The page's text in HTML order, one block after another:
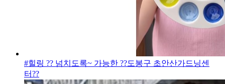
#힐링 ?? 넘치도록~ 가능한 ??도봉구 초안산가드닝센
터??